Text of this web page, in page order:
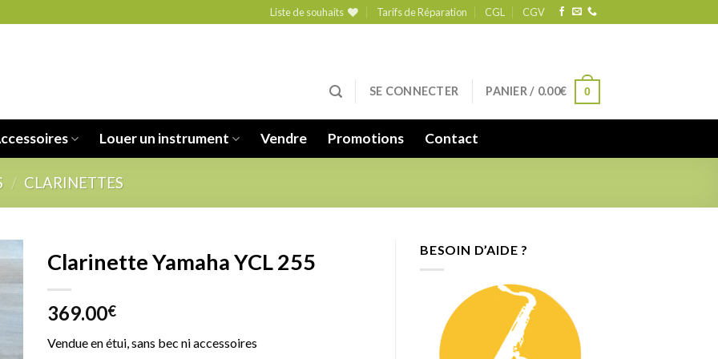
Liste de souhaits Tarifs de Réparation CGL CGV
SE CONNECTER PANIER / 0.00€ 0
Louer un instrument Vendre Promotions Contact
/ CLARINETTES
Clarinette Yamaha YCL 255
369.00€
Vendue en étui, sans bec ni accessoires
BESOIN D’AIDE ?